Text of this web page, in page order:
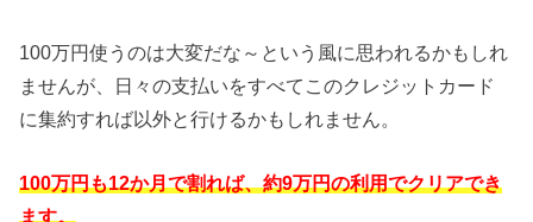
100万円使うのは大変だな～という風に思われるかもしれ
ませんが、日々の支払いをすべてこのクレジットカード
に集約すれば以外と行けるかもしれません。
100万円も12か月で割れば、約9万円の利用でクリアでき
ます。